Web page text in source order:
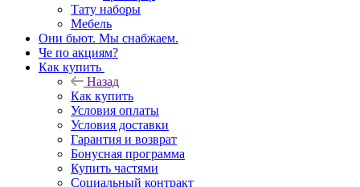
Тату наборы
Мебель
Они бьют. Мы снабжаем.
Че по акциям?
Как купить
Назад
Как купить
Условия оплаты
Условия доставки
Гарантия и возврат
Бонусная программа
Купить частями
Социальный контракт